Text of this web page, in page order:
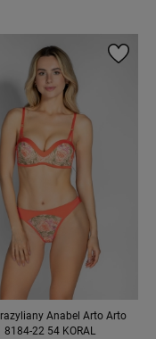
Anabel Arto Arto
8184-22 54 KORAL